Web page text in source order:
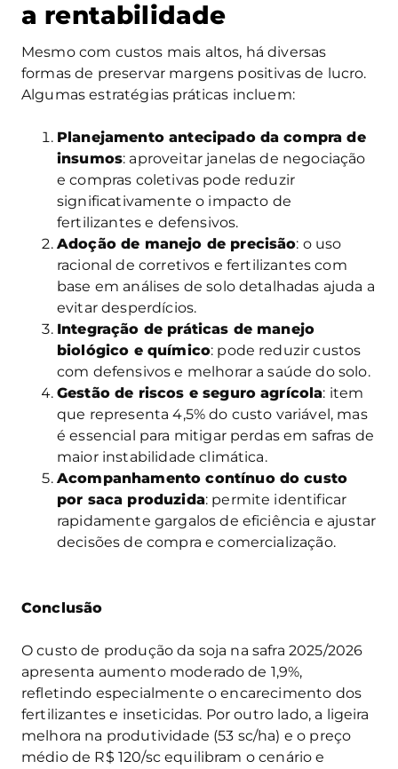
a rentabilidade
Mesmo com custos mais altos, há diversas
formas de preservar margens positivas de lucro.
Algumas estratégias práticas incluem:
Planejamento antecipado da compra de
insumos: aproveitar janelas de negociação
e compras coletivas pode reduzir
significativamente o impacto de
fertilizantes e defensivos.
Adoção de manejo de precisão: o uso
racional de corretivos e fertilizantes com
base em análises de solo detalhadas ajuda a
evitar desperdícios.
Integração de práticas de manejo
biológico e químico: pode reduzir custos
com defensivos e melhorar a saúde do solo.
Gestão de riscos e seguro agrícola: item
que representa 4,5% do custo variável, mas
é essencial para mitigar perdas em safras de
maior instabilidade climática.
Acompanhamento contínuo do custo
por saca produzida: permite identificar
rapidamente gargalos de eficiência e ajustar
decisões de compra e comercialização.
Conclusão
O custo de produção da soja na safra 2025/2026
apresenta aumento moderado de 1,9%,
refletindo especialmente o encarecimento dos
fertilizantes e inseticidas. Por outro lado, a ligeira
melhora na produtividade (53 sc/ha) e o preço
médio de R$ 120/sc equilibram o cenário e